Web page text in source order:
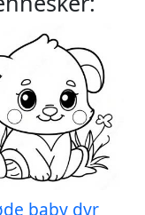
baby dyr